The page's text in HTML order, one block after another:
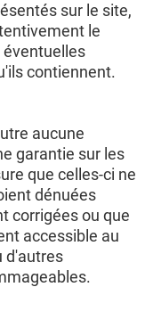
sur le site,
le
éventuelles
contiennent.
aucune
garantie sur les
que celles-ci ne
dénuées
corrigées ou que
accessible au
d'autres